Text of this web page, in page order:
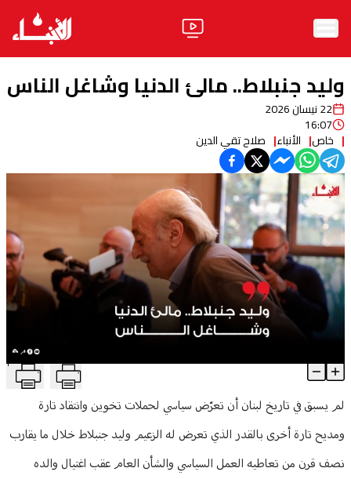
الأخبار
ثقافة ومجتمع
منوعات
آراء
فيديو
مواقف
وليد جنبلاطالحزب
ابحث
وليد جنبلاط.. مالئ الدنيا وشاغل الناس
22 نيسان 2026
16:07
خاص الأنباء صلاح تقي الدين
وليد جنبلاط.. مالئ الدنيا وشاغل الناس T
Article Content
لم يسبق في تاريخ لبنان أن تعرّض سياسي لحملات تخوين وانتقاد تارة
ومديح تارة أخرى بالقدر الذي تعرض له الزعيم وليد جنبلاط خلال ما يقارب
نصف قرن من تعاطيه العمل السياسي والشأن العام عقب اغتيال والده